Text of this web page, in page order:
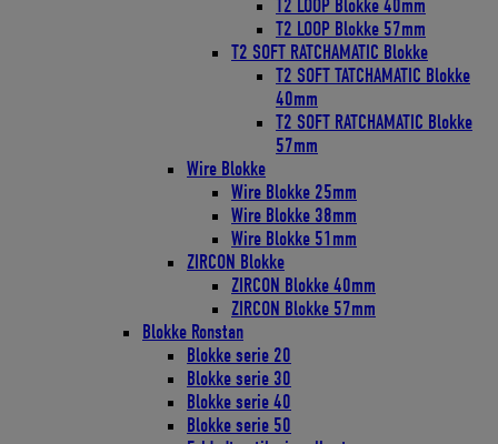
T2 LOOP Blokke 40mm
T2 LOOP Blokke 57mm
T2 SOFT RATCHAMATIC Blokke
T2 SOFT TATCHAMATIC Blokke
40mm
T2 SOFT RATCHAMATIC Blokke
57mm
Wire Blokke
Wire Blokke 25mm
Wire Blokke 38mm
Wire Blokke 51mm
ZIRCON Blokke
ZIRCON Blokke 40mm
ZIRCON Blokke 57mm
Blokke Ronstan
Blokke serie 20
Blokke serie 30
Blokke serie 40
Blokke serie 50